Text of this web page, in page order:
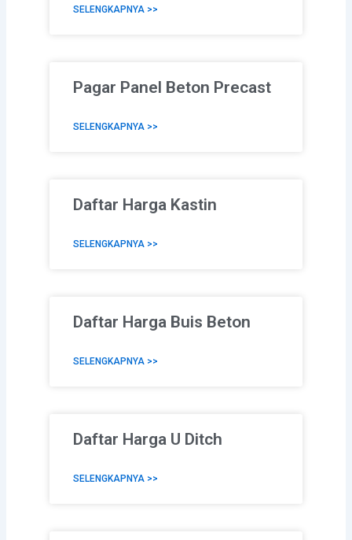
SELENGKAPNYA >>
Pagar Panel Beton Precast
SELENGKAPNYA >>
Daftar Harga Kastin
SELENGKAPNYA >>
Daftar Harga Buis Beton
SELENGKAPNYA >>
Daftar Harga U Ditch
SELENGKAPNYA >>